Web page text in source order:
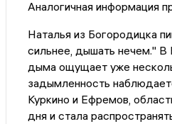
Аналогичная информация
Наталья из Богородицка
сильнее, дышать нечем." В
дыма ощущает уже
задымленность
Куркино и Ефремов,
дня и стала